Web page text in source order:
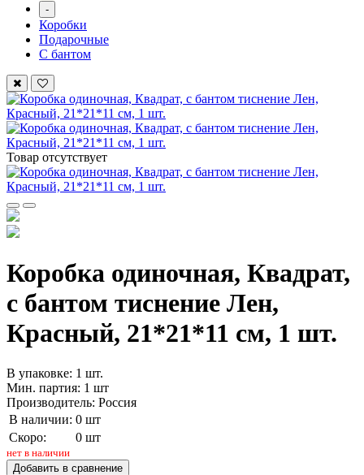
-
Коробки
Подарочные
С бантом
Товар отсутствует
Коробка одиночная, Квадрат,
с бантом тиснение Лен,
Красный, 21*21*11 см, 1 шт.
В упаковке: 1 шт.
Мин. партия: 1 шт
Производитель: Россия
В наличии: 0 шт
Скоро:
0 шт
нет в наличии
Добавить в сравнение